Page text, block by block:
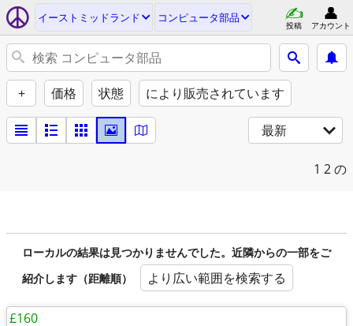
イーストミッドランド コンピュータ部品
投稿 アカウント
+ 価格 状態 により販売されています
最新
1 2 の
ローカルの結果は見つかりませんでした。近隣からの一部をご
紹介します（距離順）
より広い範囲を検索する
£160